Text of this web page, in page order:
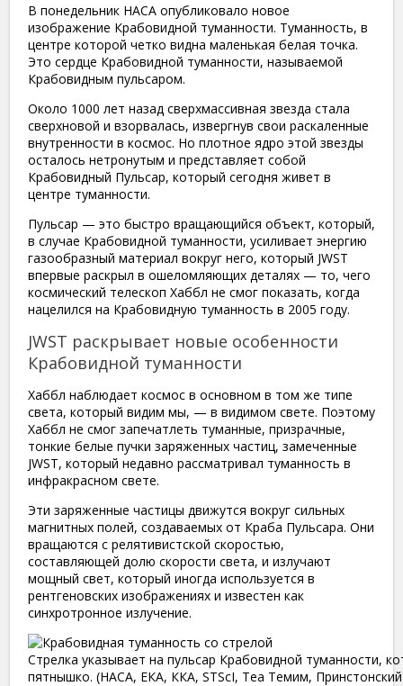
В понедельник НАСА опубликовало новое
изображение Крабовидной туманности. Туманность, в
центре которой четко видна маленькая белая точка.
Это сердце Крабовидной туманности, называемой
Крабовидным пульсаром.
Около 1000 лет назад сверхмассивная звезда стала
сверхновой и взорвалась, извергнув свои раскаленные
внутренности в космос. Но плотное ядро ​​этой звезды
осталось нетронутым и представляет собой
Крабовидный Пульсар, который сегодня живет в
центре туманности.
Пульсар — это быстро вращающийся объект, который,
в случае Крабовидной туманности, усиливает энергию
газообразный материал вокруг него, который JWST
впервые раскрыл в ошеломляющих деталях — то, чего
космический телескоп Хаббл не смог показать, когда
нацелился на Крабовидную туманность в 2005 году.
JWST раскрывает новые особенности
Крабовидной туманности
Хаббл наблюдает космос в основном в том же типе
света, который видим мы, — в видимом свете. Поэтому
Хаббл не смог запечатлеть туманные, призрачные,
тонкие белые пучки заряженных частиц, замеченные
JWST, который недавно рассматривал туманность в
инфракрасном свете.
Эти заряженные частицы движутся вокруг сильных
магнитных полей, создаваемых от Краба Пульсара. Они
вращаются с релятивистской скоростью,
составляющей долю скорости света, и излучают
мощный свет, который иногда используется в
рентгеновских изображениях и известен как
синхротронное излучение.
Стрелка указывает на пульсар Крабовидной туманности,
пятнышко. (НАСА, ЕКА, ККА, STScI, Теа Темим, Принстонский